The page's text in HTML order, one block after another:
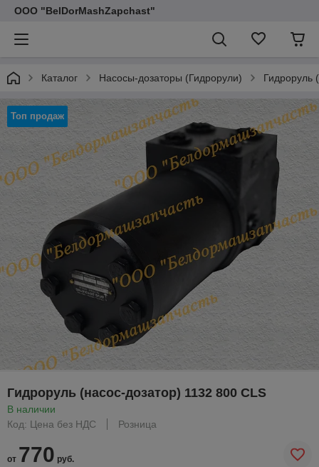
ООО "BelDorMashZapchast"
Каталог Насосы-дозаторы (Гидрорули) Гидроруль
Топ продаж
Гидроруль (насос-дозатор) 1132 800 CLS
В наличии
Код: Цена без НДС
Розница
от 770 руб.